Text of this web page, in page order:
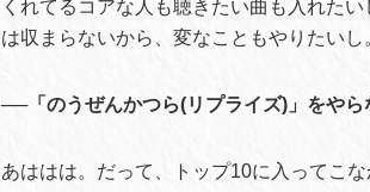
くれてるコアな人も聴きたい曲も入れた
は収まらないから、変なこともやりたい
──「のうぜんかつら(リプライズ)」をやら
あははは。だって、トップ10に入ってこな